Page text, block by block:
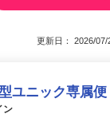
更新日： 2026/
ユニック専属
ン